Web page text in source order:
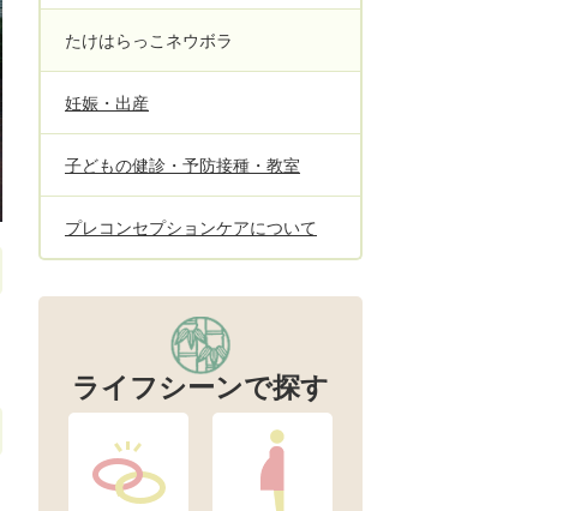
たけはらっこネウボラ
妊娠・出産
子どもの健診・予防接種・教室
プレコンセプションケアについて
ライフシーンで探す